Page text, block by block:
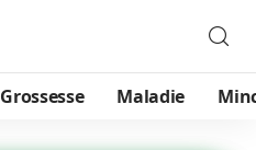
Grossesse Maladie